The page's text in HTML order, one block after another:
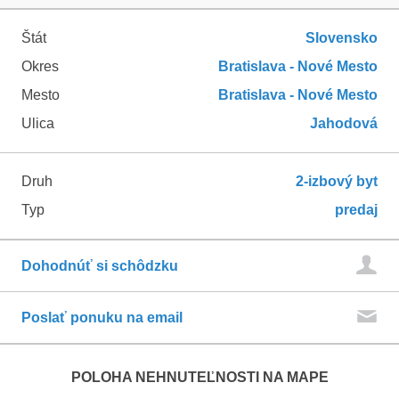
Štát
Slovensko
Okres
Bratislava - Nové Mesto
Mesto
Bratislava - Nové Mesto
Ulica
Jahodová
Druh
2-izbový byt
Typ
predaj
Dohodnúť si schôdzku
Poslať ponuku na email
POLOHA NEHNUTEĽNOSTI NA MAPE